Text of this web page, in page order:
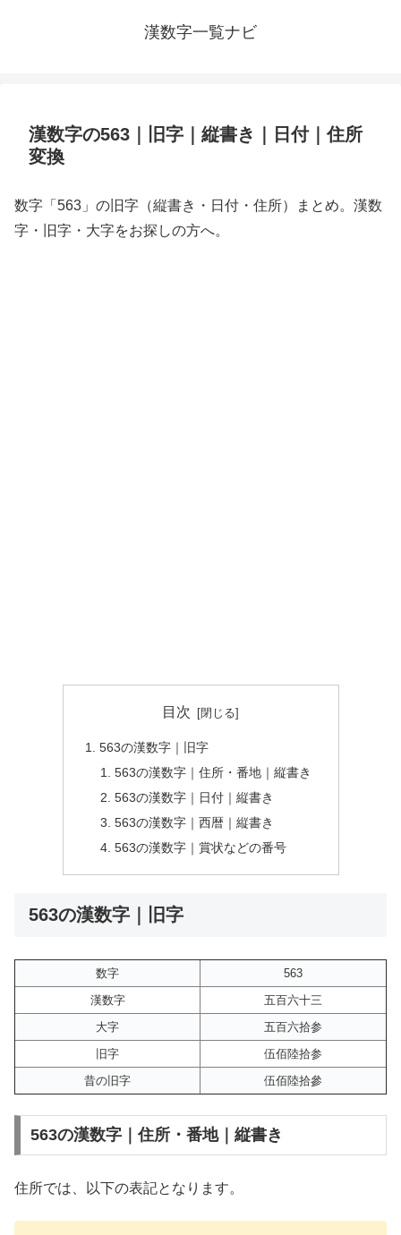
漢数字一覧ナビ
漢数字の563｜旧字｜縦書き｜日付｜住所
変換
数字「563」の旧字（縦書き・日付・住所）まとめ。漢数
字・旧字・大字をお探しの方へ。
目次
563の漢数字｜旧字
563の漢数字｜住所・番地｜縦書き
563の漢数字｜日付｜縦書き
563の漢数字｜西暦｜縦書き
563の漢数字｜賞状などの番号
563の漢数字｜旧字
数字
563
漢数字
五百六十三
大字
五百六拾参
旧字
伍佰陸拾参
昔の旧字
伍佰陸拾參
563の漢数字｜住所・番地｜縦書き
住所では、以下の表記となります。